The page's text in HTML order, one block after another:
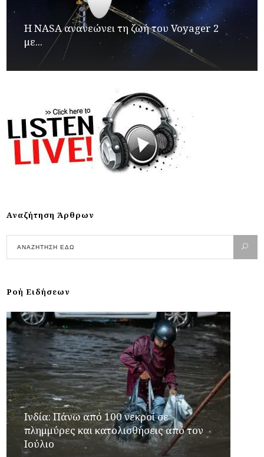
H NASA ανανεώνει τη ζωή του Voyager 2
με...
Αναζήτηση Άρθρων
Ροή Ειδήσεων
Ινδία: Πάνω από 100 νεκροί σε
πλημμύρες και κατολισθήσεις από τον
Ιούλιο